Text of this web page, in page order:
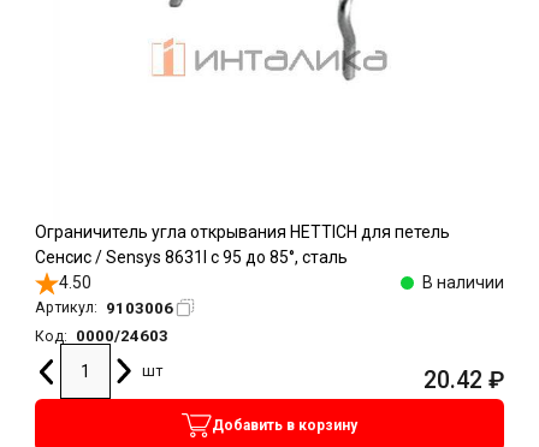
Ограничитель угла открывания HETTICH для петель
Сенсис / Sensys 8631I c 95 до 85°, сталь
4.50
В наличии
Артикул: 9103006
Код:
0000/24603
шт
20.42 ₽
Добавить в корзину